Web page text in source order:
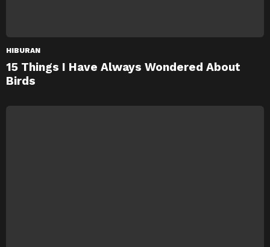
HIBURAN
15 Things I Have Always Wondered About
Birds